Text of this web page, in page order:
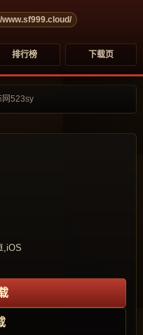
www.sf999.cloud/
排行榜 下载页
网523sy
,iOS